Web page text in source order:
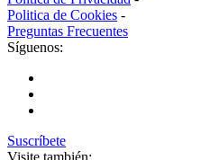
Politica de Cookies -
Preguntas Frecuentes
Síguenos:
Suscríbete
Visite también: